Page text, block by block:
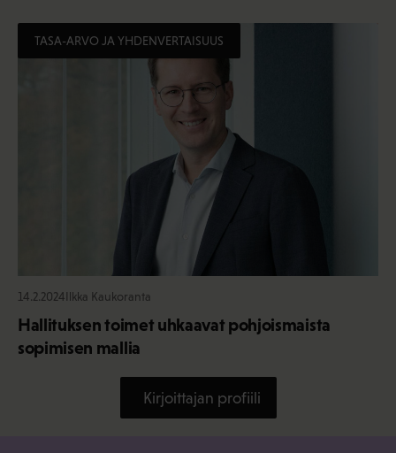
TASA-ARVO JA YHDENVERTAISUUS
14.2.2024Ilkka Kaukoranta
Hallituksen toimet uhkaavat pohjoismaista
sopimisen mallia
Kirjoittajan profiili